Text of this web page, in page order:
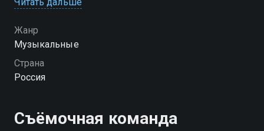
гамаке, и просто слушайте шум. Тревоги уходят, ум
успокаивается, вы засыпаете, а медитация
выключится сама.
Жанр
Музыкальные
Страна
Россия
Съёмочная команда